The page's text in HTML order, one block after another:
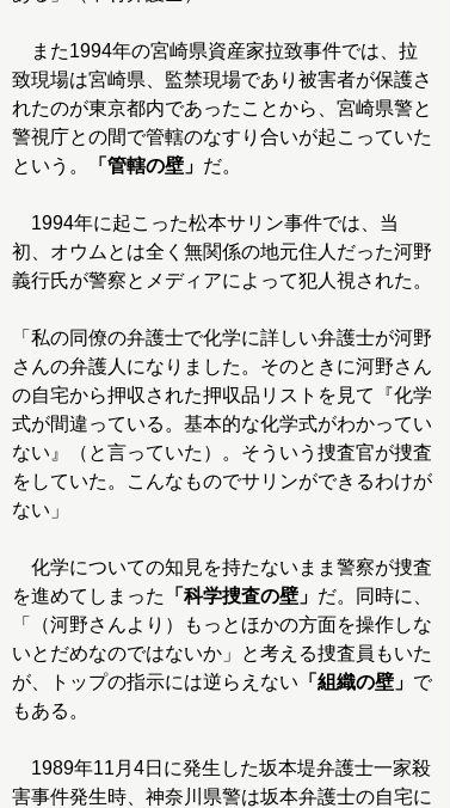
また1994年の宮崎県資産家拉致事件では、拉
致現場は宮崎県、監禁現場であり被害者が保護さ
れたのが東京都内であったことから、宮崎県警と
警視庁との間で管轄のなすり合いが起こっていた
という。
「管轄の壁」 だ。
1994年に起こった松本サリン事件では、当
初、オウムとは全く無関係の地元住人だった河野
義行氏が警察とメディアによって犯人視された。
「私の同僚の弁護士で化学に詳しい弁護士が河野
さんの弁護人になりました。そのときに河野さん
の自宅から押収された押収品リストを見て『化学
式が間違っている。基本的な化学式がわかってい
ない』（と言っていた）。そういう捜査官が捜査
をしていた。こんなものでサリンができるわけが
ない」
化学についての知見を持たないまま警察が捜査
を進めてしまった
「科学捜査の壁」 だ。同時に、
「（河野さんより）もっとほかの方面を操作しな
いとだめなのではないか」と考える捜査員もいた
が、トップの指示には逆らえない 「組織の壁」 で
もある。
1989年11月4日に発生した坂本堤弁護士一家殺
害事件発生時、神奈川県警は坂本弁護士の自宅に